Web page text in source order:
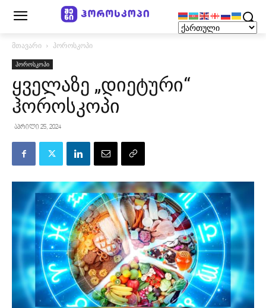
მთავარი ჰოროსკოპი
ჰოროსკოპი
ყველაზე „დიეტური“
ჰოროსკოპი
აპრილი 25, 2024